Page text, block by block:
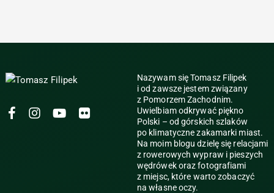
KrokZaHoryzont
KrokZaHoryzont
KrokZaHoryzont
KrokZaHoryzont
Nazywam się Tomasz Filipek
i od zawsze jestem związany
z Pomorzem Zachodnim.
Uwielbiam odkrywać piękno
Polski – od górskich szlaków
po klimatyczne zakamarki miast.
Na moim blogu dzielę się relacjami
z rowerowych wypraw i pieszych
wędrówek oraz fotografiami
z miejsc, które warto zobaczyć
na własne oczy.